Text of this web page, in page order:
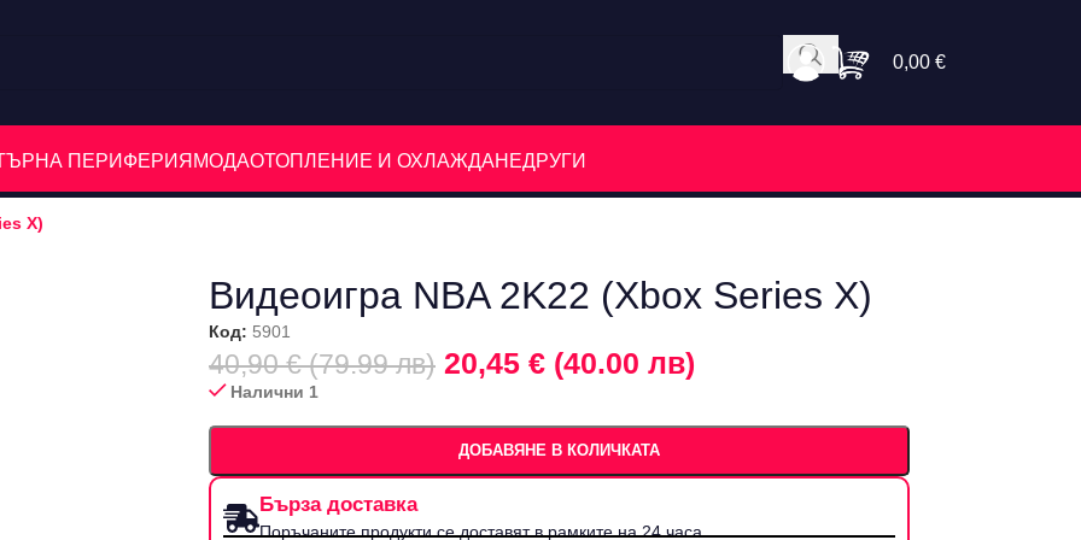
0,00 €
ПЕРИФЕРИЯ МОДАОТОПЛЕНИЕ И ОХЛАЖДАНЕДРУГИ
X)
Видеоигра NBA 2K22 (Xbox Series X)
Код: 5901
40,90 € (79.99 лв) 20,45 € (40.00 лв)
Налични 1
ДОБАВЯНЕ В КОЛИЧКАТА
Бърза доставка
Поръчаните продукти се доставят в рамките на 24 часа.